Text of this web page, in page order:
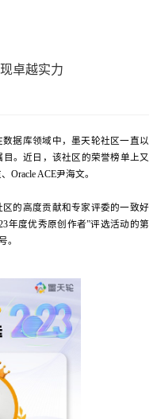
卓越实力
据库领域中，墨天轮社区一直以
。近日，该社区的荣誉榜单上又
ACE尹海文。
的高度贡献和专家评委的一致好
年度优秀原创作者”评选活动的第
。